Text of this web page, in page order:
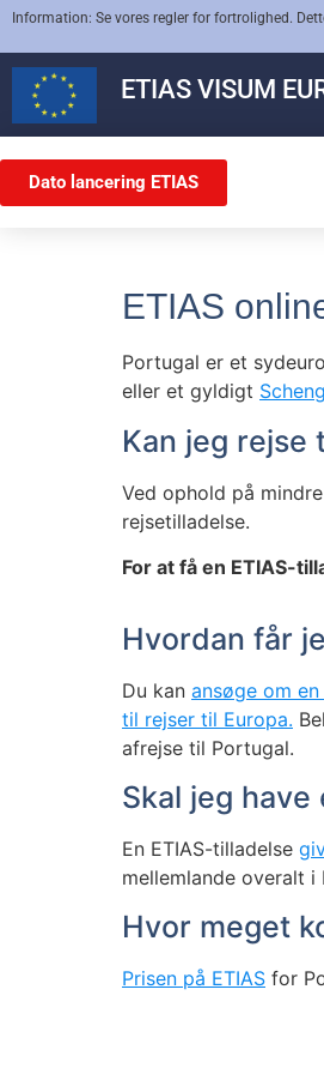
Information: Se vores regler for fortrolighed.
ETIAS VISUM
Dato lancering ETIAS
ETIAS
Portugal er et
eller et gyldigt
Kan jeg rejse
Ved ophold på
rejsetilladelse.
For at få en ETIAS-
Hvordan får
Du kan ansøge om
til rejser til Europa.
afrejse til Portugal.
Skal jeg have
En ETIAS-tilladelse
mellemlande overalt i
Hvor meget
Prisen på ETIAS for